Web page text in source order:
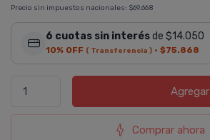
Precio sin impuestos nacionales: $69.668
6 cuotas sin interésde $14.050
10% OFF ( Transferencia ) · $75.868
Agregar
Comprar ahora